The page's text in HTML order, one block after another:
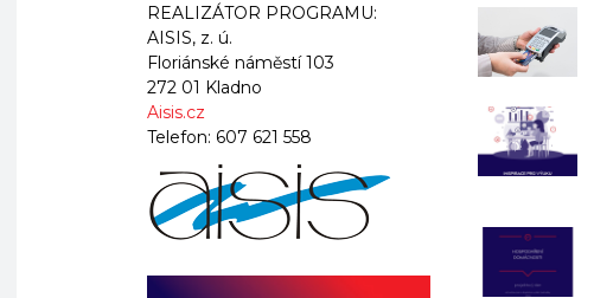
REALIZÁTOR PROGRAMU:
AISIS, z. ú.
Floriánské náměstí 103
272 01 Kladno
Aisis.cz
Telefon: 607 621 558